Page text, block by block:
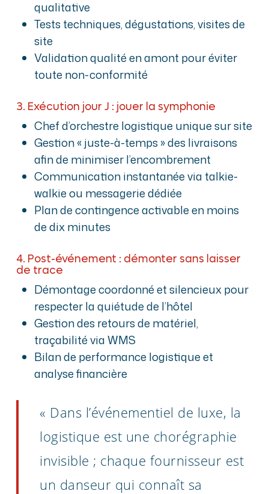
qualitative
Tests techniques, dégustations, visites de
site
Validation qualité en amont pour éviter
toute non-conformité
3. Exécution jour J : jouer la symphonie
Chef d’orchestre logistique unique sur site
Gestion « juste-à-temps » des livraisons
afin de minimiser l’encombrement
Communication instantanée via talkie-
walkie ou messagerie dédiée
Plan de contingence activable en moins
de dix minutes
4. Post-événement : démonter sans laisser
de trace
Démontage coordonné et silencieux pour
respecter la quiétude de l’hôtel
Gestion des retours de matériel,
traçabilité via WMS
Bilan de performance logistique et
analyse financière
« Dans l’événementiel de luxe, la
logistique est une chorégraphie
invisible ; chaque fournisseur est
un danseur qui connaît sa